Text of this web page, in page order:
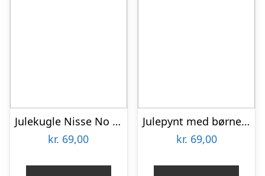
Julekugle Nisse No 6 – Akryl
kr. 69,00
Julepynt med børneengel
kr. 69,00